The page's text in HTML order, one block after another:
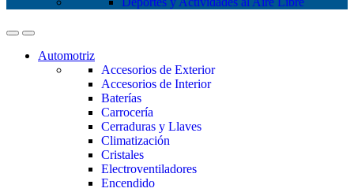
Automotriz
Accesorios de Exterior
Accesorios de Interior
Baterías
Carrocería
Cerraduras y Llaves
Climatización
Cristales
Electroventiladores
Encendido